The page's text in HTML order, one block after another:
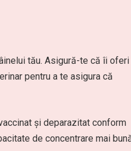
tău. Asigură-te că îi oferi
pentru a te asigura că
și deparazitat conform
de concentrare mai